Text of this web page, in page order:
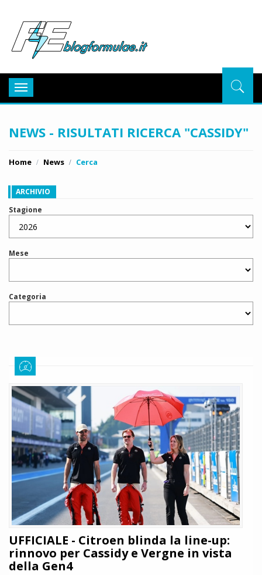
Toggle
navigation
NEWS - RISULTATI RICERCA "CASSIDY"
Home News Cerca
ARCHIVIO
Stagione
Mese
Categoria
UFFICIALE - Citroen blinda la line-up:
rinnovo per Cassidy e Vergne in vista
della Gen4